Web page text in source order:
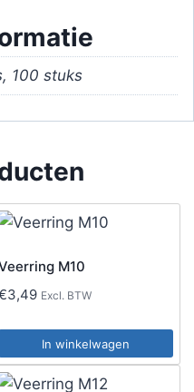
100 stuks
M10
3,49 Excl. BTW
In winkelwagen